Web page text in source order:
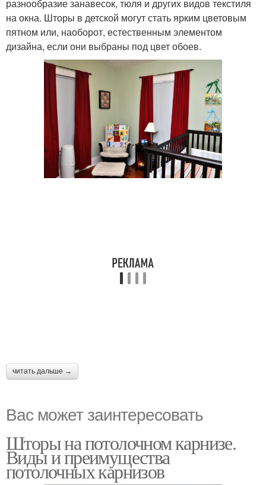
разнообразие занавесок, тюля и других видов текстиля
на окна. Шторы в детской могут стать ярким цветовым
пятном или, наоборот, естественным элементом
дизайна, если они выбраны под цвет обоев.
читать дальше →
Вас может заинтересовать
Шторы на потолочном карнизе.
Виды и преимущества
потолочных карнизов